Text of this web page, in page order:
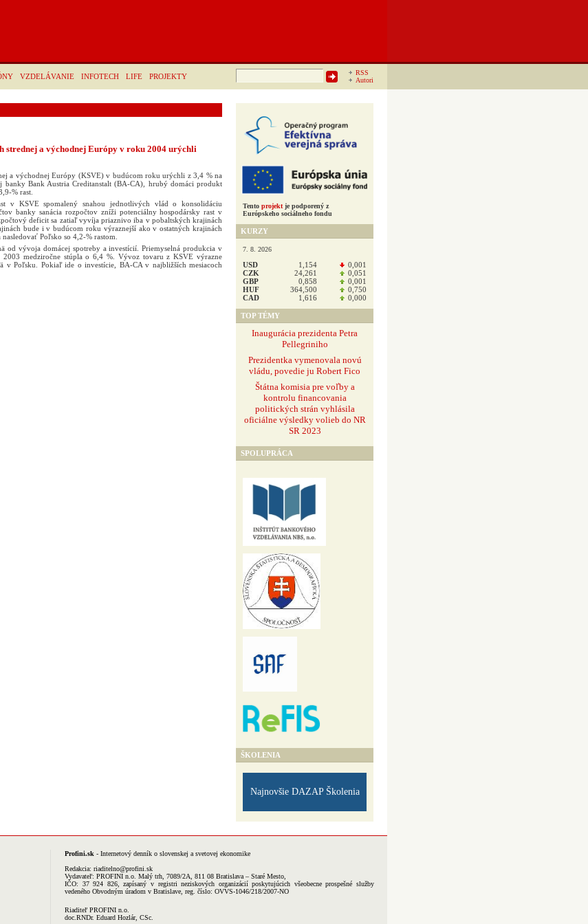
VZDELÁVANIE INFOTECH LIFE PROJEKTY
RSS
Autori
Hľadať:
strednej a východnej Európy v roku 2004 urýchli
a východnej Európy (KSVE) v budúcom roku urýchli z 3,4 % na
Bank Austria Creditanstalt (BA-CA), hrubý domáci produkt
% rast.
v KSVE spomalený snahou jednotlivých vlád o konsolidáciu
banky sanácia rozpočtov zníži potenciálny hospodársky rast v
deficit sa zatiaľ vyvíja priaznivo iba v pobaltských krajinách
bude i v budúcom roku výraznejší ako v ostatných krajinách
Poľsko so 4,2-% rastom.
od vývoja domácej spotreby a investícií. Priemyselná produkcia v
medziročne stúpla o 6,4 %. Vývoz tovaru z KSVE výrazne
Poľsku. Pokiaľ ide o investície, BA-CA v najbližších mesiacoch
Tento projekt je podporený z
Európskeho sociálneho fondu
KURZY
7. 8. 2026
USD 1,154
0,001
CZK
24,261
0,051
GBP
0,858
0,001
HUF
364,500
0,750
CAD
1,616 0,000
TOP TÉMY
Inaugurácia prezidenta Petra
Pellegriniho
Prezidentka vymenovala novú
vládu, povedie ju Robert Fico
Štátna komisia pre voľby a
kontrolu financovania
politických strán vyhlásila
oficiálne výsledky volieb do NR
SR 2023
SPOLUPRÁCA
ŠKOLENIA
Najnovšie DAZAP Školenia
Profini.sk - Internetový denník o slovenskej a svetovej ekonomike
Redakcia: riaditelno@profini.sk
Vydavateľ: PROFINI n.o. Malý trh, 7089/2A, 811 08 Bratislava – Staré Mesto,
IČO: 37 924 826, zapísaný v registri neziskových organizácií poskytujúcich všeobecne prospešné služby
vedeného Obvodným úradom v Bratislave, reg. číslo: OVVS-1046/218/2007-NO
Riaditeľ PROFINI n.o.
doc.RNDr. Eduard Hozlár, CSc.